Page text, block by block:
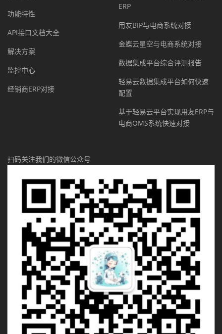
功能特性
API接口文档大全
解决方案
监控中心
经销商ERP对接
ERP
用友BIP与电商系统对接
金蝶云星空与电商系统对接
数据集成平台综合评测报告
轻易云数据集成平台如何快速
配置
基于轻易云平台实现用友ERP与
电商OMS系统快速对接
扫码关注我们的微信公众号